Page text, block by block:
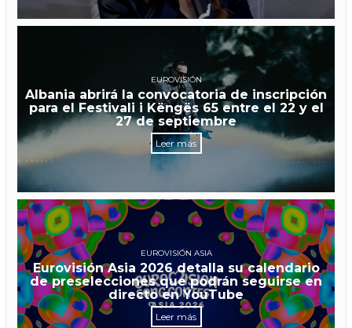
EUROVISIÓN
Albania abrirá la convocatoria de inscripción
para el Festivali i Këngës 65 entre el 22 y el
27 de septiembre
Leer más
EUROVISIÓN ASIA
Eurovisión Asia 2026 detalla su calendario
de preselecciones que podrán seguirse en
directo en YouTube
Leer más